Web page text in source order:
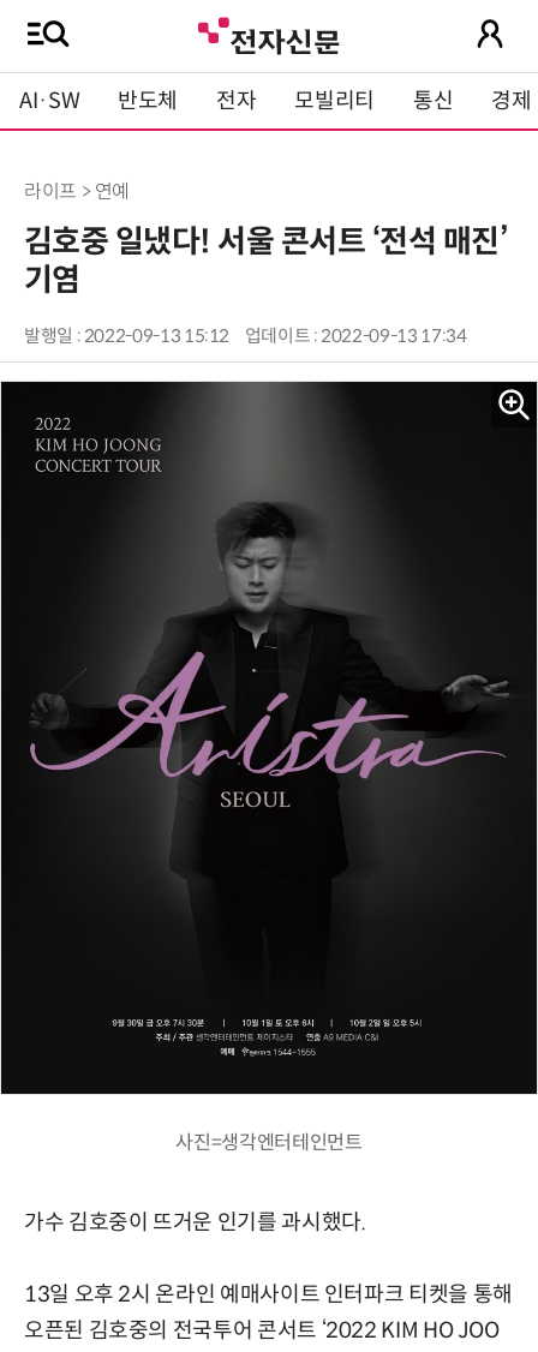
AI·SW 반도체 전자 모빌리티 통신 경제
라이프 > 연예
김호중 일냈다! 서울 콘서트 ‘전석 매진’
기염
발행일 : 2022-09-13 15:12 업데이트 : 2022-09-13 17:34
사진=생각엔터테인먼트
가수 김호중이 뜨거운 인기를 과시했다.
13일 오후 2시 온라인 예매사이트 인터파크 티켓을 통해
오픈된 김호중의 전국투어 콘서트 ‘2022 KIM HO JOO